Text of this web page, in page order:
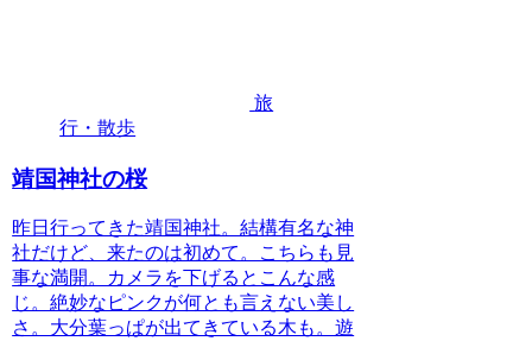
旅
行・散歩
靖国神社の桜
昨日行ってきた靖国神社。結構有名な神
社だけど、来たのは初めて。こちらも見
事な満開。カメラを下げるとこんな感
じ。絶妙なピンクが何とも言えない美し
さ。大分葉っぱが出てきている木も。遊